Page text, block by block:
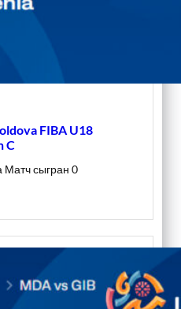
FIBA U18
C
Матч сыгран 0